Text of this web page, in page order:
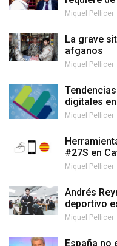
Miquel Pellicer
La grave
afganos
Miquel Pellicer
digitales
Miquel Pellicer
#27S en
Miquel Pellicer
Andrés
deportivo
Miquel Pellicer
España no